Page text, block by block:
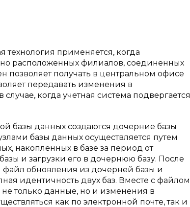
технология применяется, когда
расположенных филиалов, соединенных
получать в центральном офисе
передавать изменения в
когда учетная система подвергается
базы данных создаются дочерние базы
базы данных осуществляется путем
накопленных в базе за период от
и загрузки его в дочернюю базу. После
файл обновления из дочерней базы и
идентичность двух баз. Вместе с файлом
только данные, но и изменения в
как по электронной почте, так и